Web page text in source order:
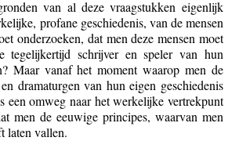
van al deze vraagstukken eigenlijk
profane geschiedenis, van de mensen
onderzoeken, dat men deze mensen moet
tegelijkertijd schrijver en speler van hun
Maar vanaf het moment waarop men de
dramaturgen van hun eigen geschiedenis
een omweg naar het werkelijke vertrekpunt
men de eeuwige principes, waarvan men
laten vallen.